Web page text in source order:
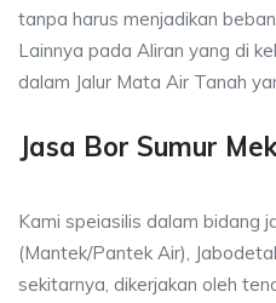
tanpa harus menjadikan
Lainnya pada Aliran yang di
dalam Jalur Mata Air Tanah
Jasa Bor Sumur
Kami speiasilis dalam bidang
(Mantek/Pantek Air),
sekitarnya, dikerjakan oleh